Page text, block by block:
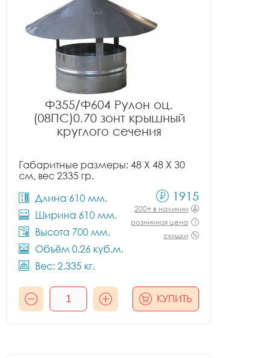
Ф355/Ф604 Рулон оц.
(08ПС)0.70 зонт крышный
круглого сечения
Габаритные размеры: 48 X 48 X 30
см, вес 2335 гр.
Длина 610 мм.
Ширина 610 мм.
Высота 700 мм.
Объём 0.26 куб.м.
Вес: 2.335 кг.
1915
200+ в наличии
розничная цена
скидки
КУПИТЬ